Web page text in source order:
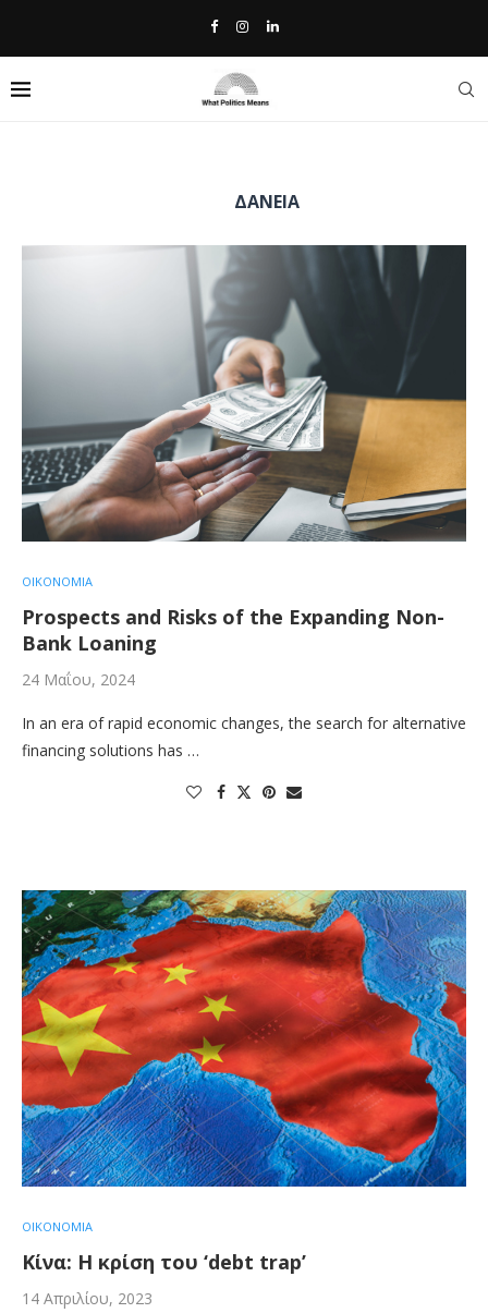
ΔΆΝΕΙΑ
ΟΙΚΟΝΟΜΙΑ
Prospects and Risks of the Expanding Non-
Bank Loaning
24 Μαΐου, 2024
In an era of rapid economic changes, the search for alternative
financing solutions has …
ΟΙΚΟΝΟΜΙΑ
Κίνα: Η κρίση του ‘debt trap’
14 Απριλίου, 2023